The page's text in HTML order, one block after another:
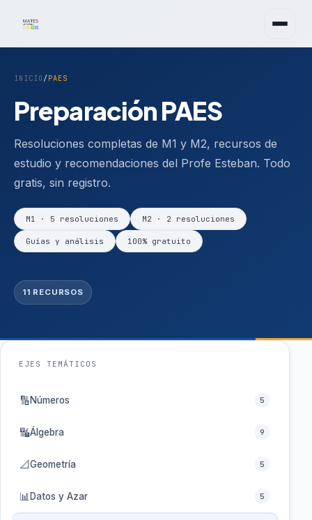
INICIO /PAES
Preparación PAES
Resoluciones completas de M1 y M2, recursos de
estudio y recomendaciones del Profe Esteban. Todo
gratis, sin registro.
M1 · 5 resoluciones M2 · 2 resoluciones
Guías y análisis 100% gratuito
11 RECURSOS
EJES TEMÁTICOS
🔢Números 5
🔣Álgebra 9
📐Geometría 5
📊 Datos y Azar 5